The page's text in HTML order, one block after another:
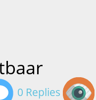
0 Replies